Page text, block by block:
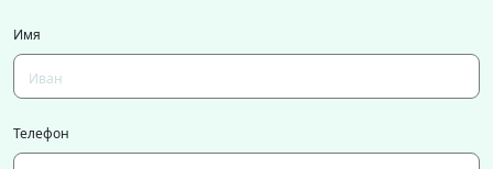
Имя
Телефон